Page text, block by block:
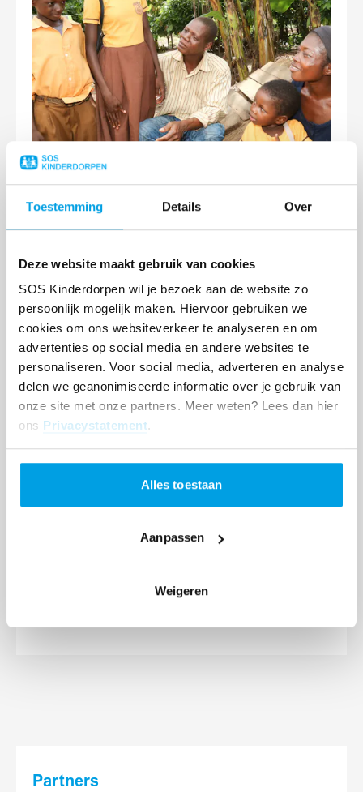
Toestemming Details Over
Deze website maakt gebruik van cookies
SOS Kinderdorpen wil je bezoek aan de website zo
persoonlijk mogelijk maken. Hiervoor gebruiken we
cookies om ons websiteverkeer te analyseren en om
advertenties op social media en andere websites te
personaliseren. Voor social media, adverteren en analyse
delen we geanonimiseerde informatie over je gebruik van
onze site met onze partners. Meer weten? Lees dan hier
ons Privacystatement.
Alles toestaan
Aanpassen
Weigeren
FAMILIEVERHALEN
MOEDERS
meer
Partners